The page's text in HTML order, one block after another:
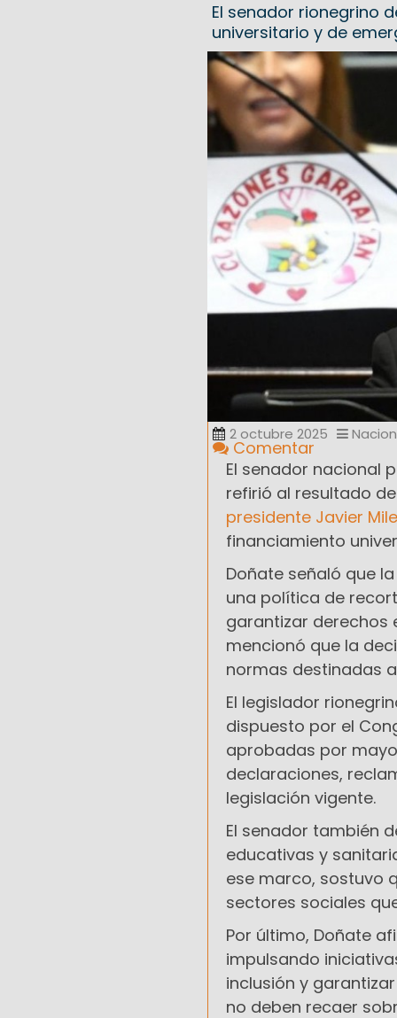
El senador rionegrino
universitario y de
2 octubre 2025
Comentar
El senador nacional
refirió al resultado
presidente Javier
financiamiento
Doñate señaló que
una política de
garantizar derechos
mencionó que la
normas destinadas
El legislador
dispuesto por el
aprobadas por
declaraciones,
legislación vigente.
El senador también
educativas y
ese marco, sostuvo
sectores sociales
Por último, Doñate
impulsando
inclusión y
no deben recaer